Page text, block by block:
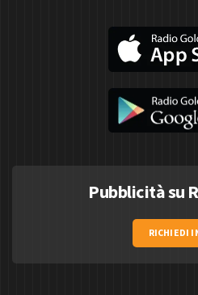
Pubblicità su
RICHIEDI